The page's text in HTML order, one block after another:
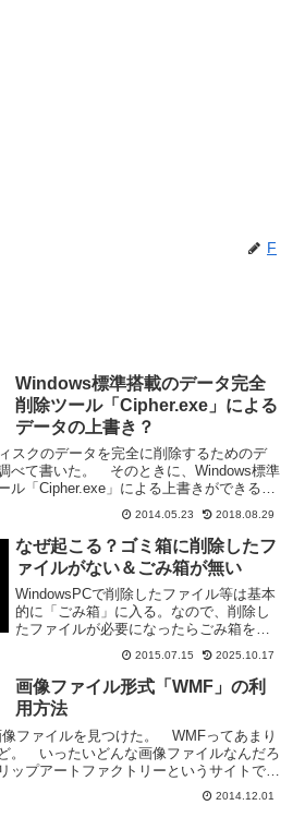
F
Windows標準搭載のデータ完全
削除ツール「Cipher.exe」による
データの上書き？
スクのデータを完全に削除するためのデ
べて書いた。 そのときに、Windows標準
ル「Cipher.exe」による上書きができると
2014.05.23 2018.08.29
なぜ起こる？ゴミ箱に削除したフ
ァイルがない＆ごみ箱が無い
WindowsPCで削除したファイル等は基本
的に「ごみ箱」に入る。なので、削除し
たファイルが必要になったらごみ箱を探
せば見つかる。でも、「ゴミ箱にファイ
ルがない」「ごみ箱が見つからない」な
んてこともあるらしい。なぜ？どうすれ
ばいい？
2015.07.15 2025.10.17
画像ファイル形式「WMF」の利
用方法
像ファイルを見つけた。 WMFってあまり
。 いったいどんな画像ファイルなんだろ
ップアートファクトリーというサイトで見
2014.12.01